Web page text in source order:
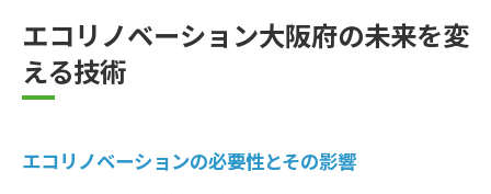
エコリノベーション大阪府の未来を変
える技術
エコリノベーションの必要性とその影響